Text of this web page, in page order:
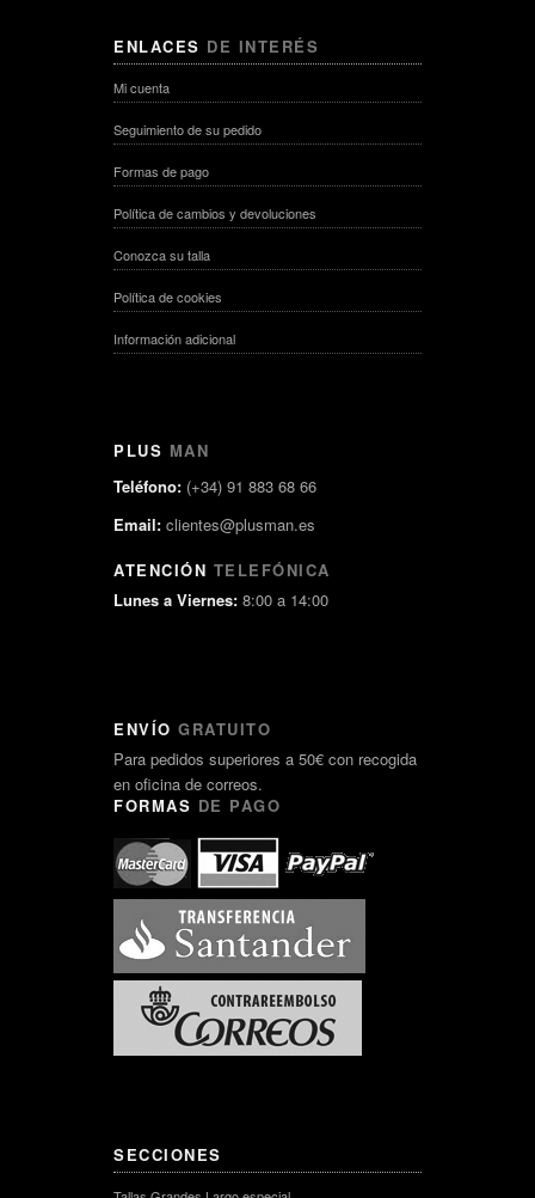
ENLACES DE INTERÉS
Mi cuenta
Seguimiento de su pedido
Formas de pago
Política de cambios y devoluciones
Conozca su talla
Política de cookies
Información adicional
PLUS MAN
Teléfono: (+34) 91 883 68 66
Email: clientes@plusman.es
ATENCIÓN TELEFÓNICA
Lunes a Viernes: 8:00 a 14:00
ENVÍO GRATUITO
Para pedidos superiores a 50€ con recogida
en oficina de correos.
FORMAS DE PAGO
SECCIONES